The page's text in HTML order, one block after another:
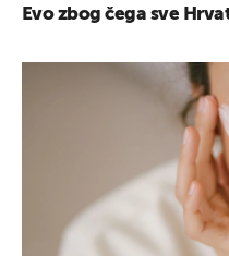
Evo zbog čega sve